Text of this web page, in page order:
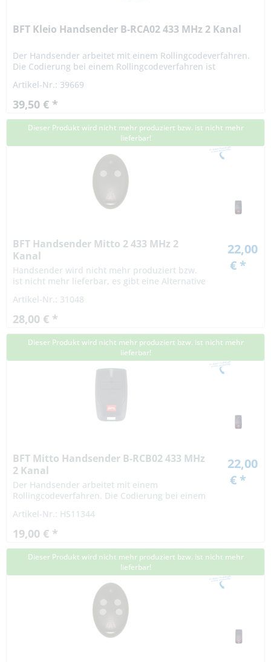
BFT Kleio Handsender B-RCA02 433 MHz 2 Kanal
Der Handsender arbeitet mit einem Rollingcodeverfahren.
Die Codierung bei einem Rollingcodeverfahren ist
Regel...
Artikel-Nr.: 39669
39,50 € *
Dieser Produkt wird nicht mehr produziert bzw. ist nicht mehr
lieferbar!
BFT Handsender Mitto 2 433 MHz 2
Kanal
Handsender wird nicht mehr produziert bzw.
ist nicht mehr lieferbar, es gibt eine Alternative
Artikel-Nr.: 31048
28,00 € *
22,00
€ *
Dieser Produkt wird nicht mehr produziert bzw. ist nicht mehr
lieferbar!
BFT Mitto Handsender B-RCB02 433 MHz
2 Kanal
Der Handsender arbeitet mit einem
Rollingcodeverfahren. Die Codierung bei einem
variiert nach einer bestimmten Regel...
Artikel-Nr.: HS11344
19,00 € *
22,00
€ *
Dieser Produkt wird nicht mehr produziert bzw. ist nicht mehr
lieferbar!